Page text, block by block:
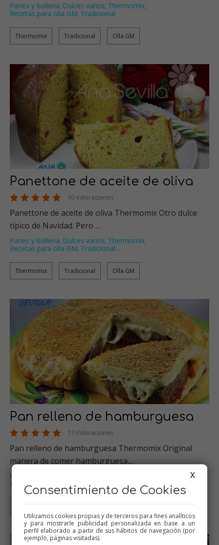
Panes y bolleria, Dulces varios, Thermomix,
Recetas para olla GM, Tradicional
Thermomix Tradicional Olla GM
Panettone de aceite de oliva
10 Valoraciones
Panettone de aceite de oliva Thermomix Otro dulce
típico de Navidad. Pero …
Panes y bolleria, Dulces varios, Thermomix,
Recetas para olla GM, Tradicional…
Thermomix Tradicional Olla GM
Pan relleno de hamburguesa
11 Valoraciones
Pan relleno de hamburguesa Thermomix Original
manera de comer hamburguesa,…
Panes y bolleria
Recetas para cumpleaños
Thermomix Tradicional Olla GM
X
Consentimiento de Cookies
Utilizamos cookies propias y de terceros para fines analíticos
y para mostrarle publicidad personalizada en base a un
perfil elaborado a partir de sus hábitos de navegación (por
ejemplo, páginas visitadas).